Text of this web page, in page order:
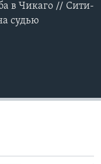
в Чикаго // Сити-
судью